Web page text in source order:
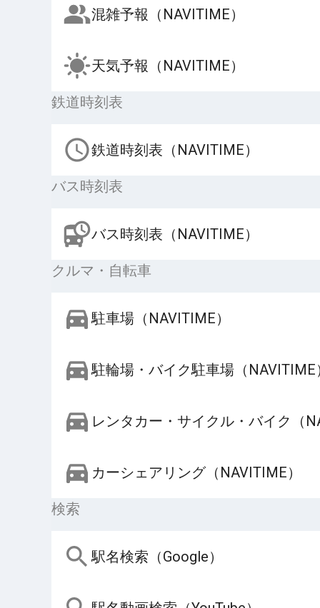
混雑予報（NAVITIME）
天気予報（NAVITIME）
鉄道時刻表
鉄道時刻表（NAVITIME）
バス時刻表
バス時刻表（NAVITIME）
クルマ・自転車
駐車場（NAVITIME）
駐輪場・バイク駐車場（NAVITIME
レンタカー・サイクル・バイク（
カーシェアリング（NAVITIME）
検索
駅名検索（Google）